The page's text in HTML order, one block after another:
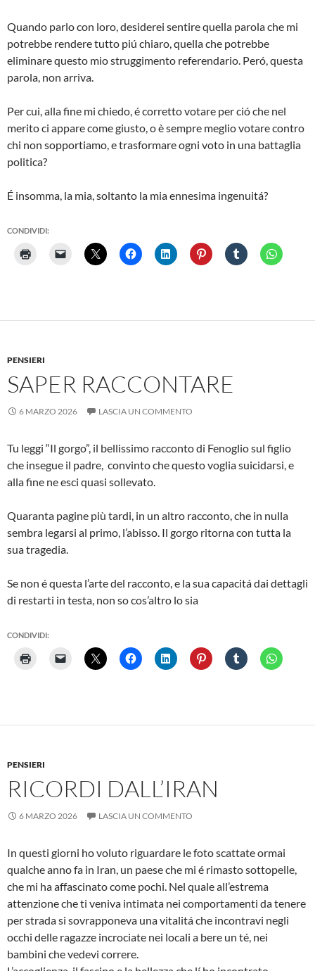
Quando parlo con loro, desiderei sentire quella parola che mi
potrebbe rendere tutto piú chiaro, quella che potrebbe
eliminare questo mio struggimento referendario. Peró, questa
parola, non arriva.
Per cui, alla fine mi chiedo, é corretto votare per ció che nel
merito ci appare come giusto, o è sempre meglio votare contro
chi non sopportiamo, e trasformare ogni voto in una battaglia
politica?
É insomma, la mia, soltanto la mia ennesima ingenuitá?
CONDIVIDI:
PENSIERI
SAPER RACCONTARE
6 MARZO 2026 LASCIA UN COMMENTO
Tu leggi “Il gorgo”, il bellissimo racconto di Fenoglio sul figlio
che insegue il padre, convinto che questo voglia suicidarsi, e
alla fine ne esci quasi sollevato.
Quaranta pagine più tardi, in un altro racconto, che in nulla
sembra legarsi al primo, l’abisso. Il gorgo ritorna con tutta la
sua tragedia.
Se non é questa l’arte del racconto, e la sua capacitá dai dettagli
di restarti in testa, non so cos’altro lo sia
CONDIVIDI:
PENSIERI
RICORDI DALL’IRAN
6 MARZO 2026 LASCIA UN COMMENTO
In questi giorni ho voluto riguardare le foto scattate ormai
qualche anno fa in Iran, un paese che mi é rimasto sottopelle,
che mi ha affascinato come pochi. Nel quale all’estrema
attenzione che ti veniva intimata nei comportamenti da tenere
per strada si sovrapponeva una vitalitá che incontravi negli
occhi delle ragazze incrociate nei locali a bere un té, nei
bambini che vedevi correre.